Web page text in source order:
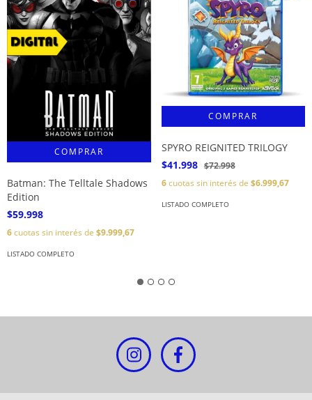
Batman: The Telltale Shadows
Edition
$59.998
6cuotas sin interés de $9.999,67
LISTADO COMPLETO
SPYRO REIGNITED TRILOGY
$41.998 $72.998
6cuotas sin interés de $6.999,67
LISTADO COMPLETO